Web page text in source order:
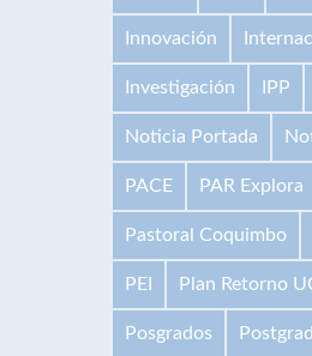
Innovación
Investigación IPP
Noticia Portada
PACE PAR Explora
Pastoral Coquimbo
PEI Plan Retorno
Posgrados